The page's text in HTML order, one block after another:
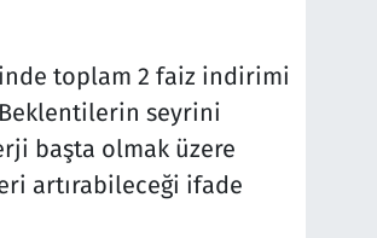
toplam 2 faiz indirimi
seyrini
başta olmak üzere
artırabileceği ifade